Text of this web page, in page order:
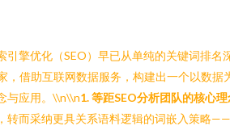
擎优化（SEO）早已从单纯的关键词排名
，借助互联网数据服务，构建出一个以数
与应用。\\n\\n1. 等距SEO分析团队的核心
转而采纳更具关系语料逻辑的词嵌入策略